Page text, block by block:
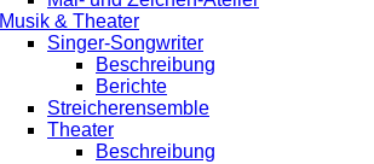
Musik & Theater
Singer-Songwriter
Beschreibung
Berichte
Streicherensemble
Theater
Beschreibung